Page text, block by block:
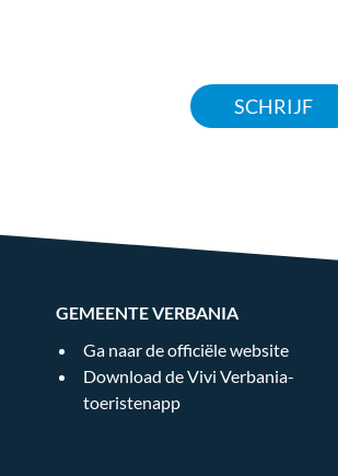
SCHRIJF
GEMEENTE VERBANIA
Ga naar de officiële website
Download de Vivi Verbania-
toeristenapp